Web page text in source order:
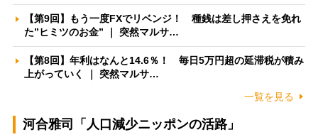
【第9回】もう一度FXでリベンジ！ 種銭は差し押さえを免れ
た”ヒミツのお金” ｜ 突然マルサ…
【第8回】年利はなんと14.6％！ 毎日5万円超の延滞税が積み
上がっていく ｜ 突然マルサ…
一覧を見る
河合雅司「人口減少ニッポンの活路」